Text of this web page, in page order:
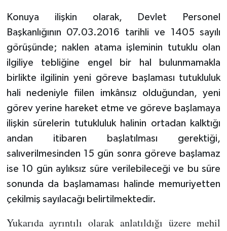
Konuya ilişkin olarak, Devlet Personel
Başkanlığının 07.03.2016 tarihli ve 1405 sayılı
görüşünde; naklen atama işleminin tutuklu olan
ilgiliye tebliğine engel bir hal bulunmamakla
birlikte ilgilinin yeni göreve başlaması tutukluluk
hali nedeniyle fiilen imkânsız olduğundan, yeni
görev yerine hareket etme ve göreve başlamaya
ilişkin sürelerin tutukluluk halinin ortadan kalktığı
andan itibaren başlatılması gerektiği,
salıverilmesinden 15 gün sonra göreve başlamaz
ise 10 gün aylıksız süre verilebileceği ve bu süre
sonunda da başlamaması halinde memuriyetten
çekilmiş sayılacağı belirtilmektedir.
Yukarıda ayrıntılı olarak anlatıldığı üzere mehil